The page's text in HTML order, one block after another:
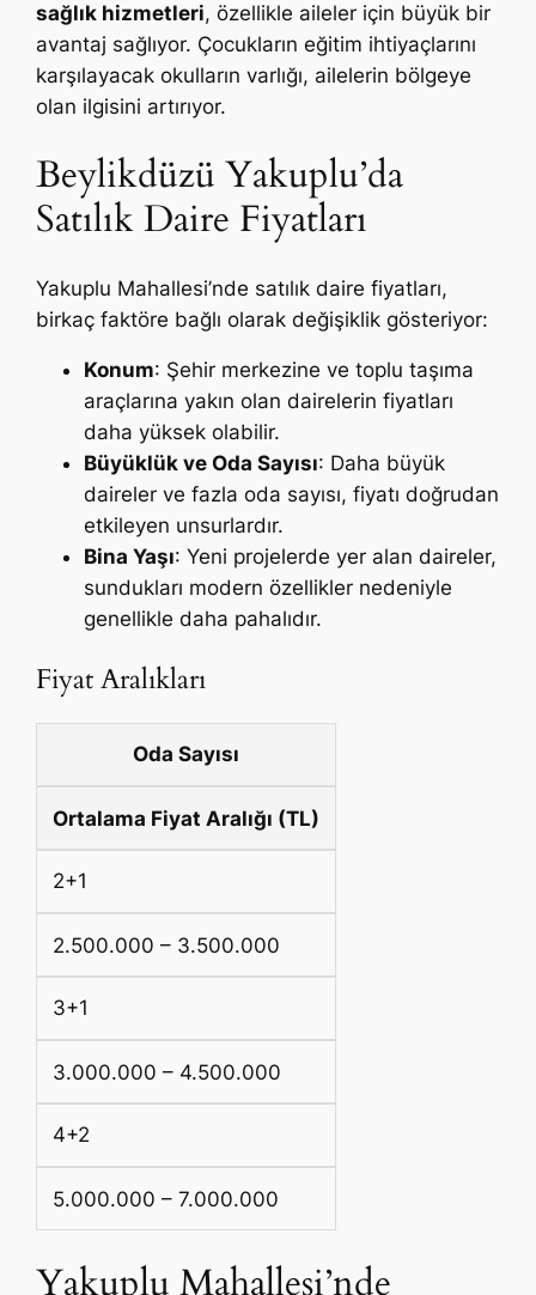
sağlık hizmetleri, özellikle aileler için büyük bir
avantaj sağlıyor. Çocukların eğitim ihtiyaçlarını
karşılayacak okulların varlığı, ailelerin bölgeye
olan ilgisini artırıyor.
Beylikdüzü Yakuplu’da
Satılık Daire Fiyatları
Yakuplu Mahallesi’nde satılık daire fiyatları,
birkaç faktöre bağlı olarak değişiklik gösteriyor:
Konum: Şehir merkezine ve toplu taşıma
araçlarına yakın olan dairelerin fiyatları
daha yüksek olabilir.
Büyüklük ve Oda Sayısı: Daha büyük
daireler ve fazla oda sayısı, fiyatı doğrudan
etkileyen unsurlardır.
Bina Yaşı: Yeni projelerde yer alan daireler,
sundukları modern özellikler nedeniyle
genellikle daha pahalıdır.
Fiyat Aralıkları
Oda Sayısı
Ortalama Fiyat Aralığı (TL)
2+1
2.500.000 – 3.500.000
3+1
3.000.000 – 4.500.000
4+2
5.000.000 – 7.000.000
Yakuplu Mahallesi’nde